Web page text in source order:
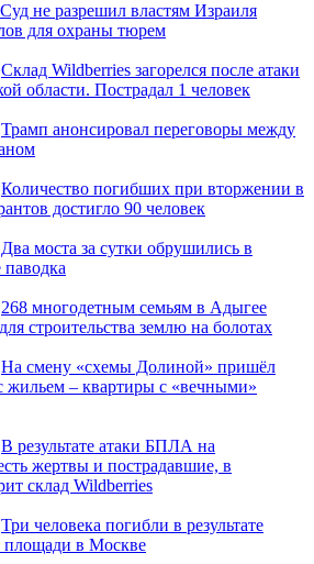
Суд не разрешил властям Израиля
для охраны тюрем
Склад Wildberries загорелся после атаки
области. Пострадал 1 человек
Трамп анонсировал переговоры между
Количество погибших при вторжении в
достигло 90 человек
Два моста за сутки обрушились в
паводка
268 многодетным семьям в Адыгее
строительства землю на болотах
На смену «схемы Долиной» пришёл
– квартиры с «вечными»
В результате атаки БПЛА на
жертвы и пострадавшие, в
склад Wildberries
Три человека погибли в результате
площади в Москве